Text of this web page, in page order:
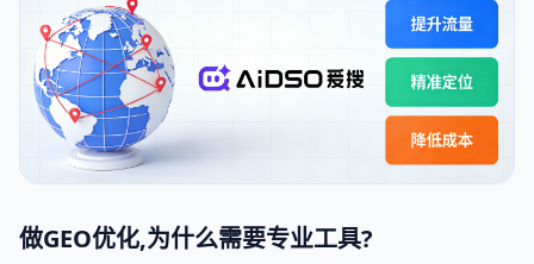
做GEO优化,为什么需要专业工具?